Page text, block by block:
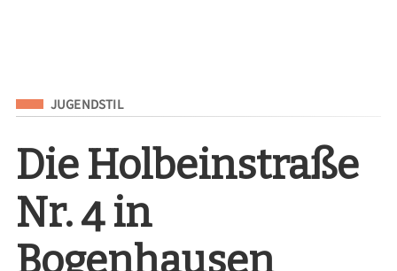
Eingeordnet unter
JUGENDSTIL
Die Holbeinstraße
Nr. 4 in
Bogenhausen